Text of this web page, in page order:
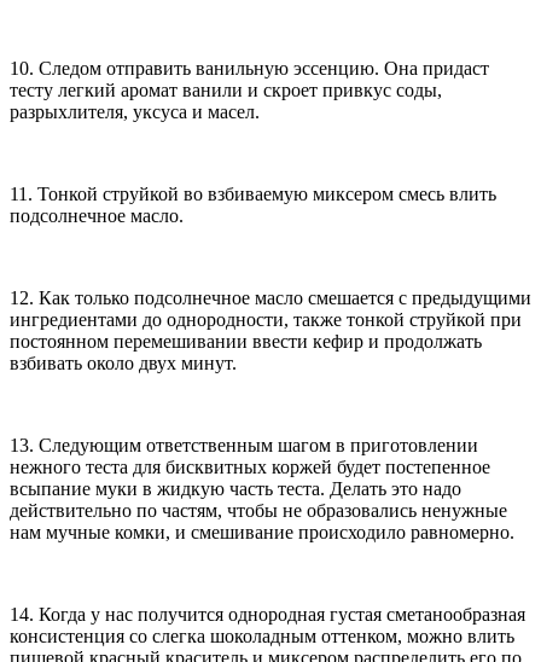
10. Следом отправить ванильную эссенцию. Она придаст
тесту легкий аромат ванили и скроет привкус соды,
разрыхлителя, уксуса и масел.
11. Тонкой струйкой во взбиваемую миксером смесь влить
подсолнечное масло.
12. Как только подсолнечное масло смешается с предыдущими
ингредиентами до однородности, также тонкой струйкой при
постоянном перемешивании ввести кефир и продолжать
взбивать около двух минут.
13. Следующим ответственным шагом в приготовлении
нежного теста для бисквитных коржей будет постепенное
всыпание муки в жидкую часть теста. Делать это надо
действительно по частям, чтобы не образовались ненужные
нам мучные комки, и смешивание происходило равномерно.
14. Когда у нас получится однородная густая сметанообразная
консистенция со слегка шоколадным оттенком, можно влить